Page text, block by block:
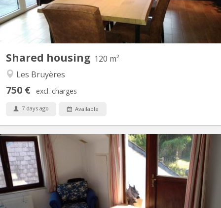
Shared housing 120 m²
Les Bruyères
750 € excl. charges
7 days ago Available
KV 1617
Vidéo disponible ici ! Agréable maison communautaire de 6
étudiant(e)s, située à Vieusart, juste en périphérie de Louvain-la-
Neuve Domiciliation possible. Non-fumeur. Wifi gratuit. Quartier
vert et calme : 32 rue de Mèves, 1325 Corroy-le-Grand. A
partager : cuisine équipée (4 taques...